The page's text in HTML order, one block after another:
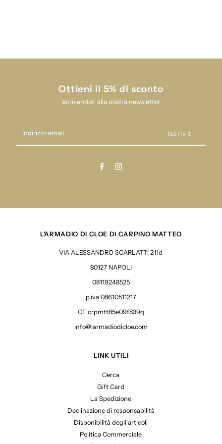
Ottieni il 5% di sconto
Iscrivendoti alla nostra newsletter
email
L'ARMADIO DI CLOE DI CARPINO MATTEO
VIA ALESSANDRO SCARLATTI 211d
80127 NAPOLI
08119248525
p.iva 08610511217
CF crpmtt85e09f839q
info@larmadiodicloe.com
LINK UTILI
Cerca
Gift Card
La Spedizione
Declinazione di responsabilità
Disponibilità degli articoli
Politica Commerciale